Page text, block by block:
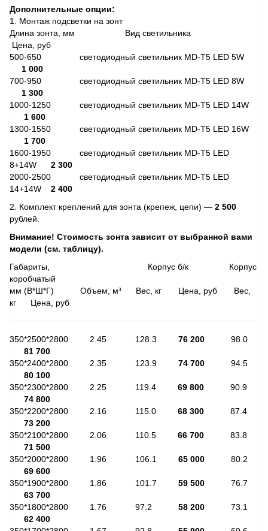
Дополнительные опции:
1. Монтаж подсветки на зонт
Длина зонта, мм Вид светильника
Цена, руб
500-650 светодиодный светильник MD-T5 LED 5W
1 000
700-950 светодиодный светильник MD-T5 LED 8W
1 300
1000-1250 светодиодный светильник MD-T5 LED 14W
1 600
1300-1550 светодиодный светильник MD-T5 LED 16W
1 700
1600-1950 светодиодный светильник MD-T5 LED
8+14W 2 300
2000-2500 светодиодный светильник MD-T5 LED
14+14W 2 400
2. Комплект креплений для зонта (крепеж, цепи) — 2 500
рублей.
Внимание! Стоимость зонта зависит от выбранной вами
модели (см. таблицу).
Габариты, Корпус б/к Корпус
коробчатый
мм (В*Ш*Г) Объем, м³ Вес, кг Цена, руб Вес,
кг Цена, руб
350*2500*2800 2.45 128.3 76 200 98.0
81 700
350*2400*2800 2.35 123.9 74 700 94.5
80 100
350*2300*2800 2.25 119.4 69 800 90.9
74 800
350*2200*2800 2.16 115.0 68 300 87.4
73 200
350*2100*2800 2.06 110.5 66 700 83.8
71 500
350*2000*2800 1.96 106.1 65 000 80.2
69 600
350*1900*2800 1.86 101.7 59 500 76.7
63 700
350*1800*2800 1.76 97.2 58 200 73.1
62 400